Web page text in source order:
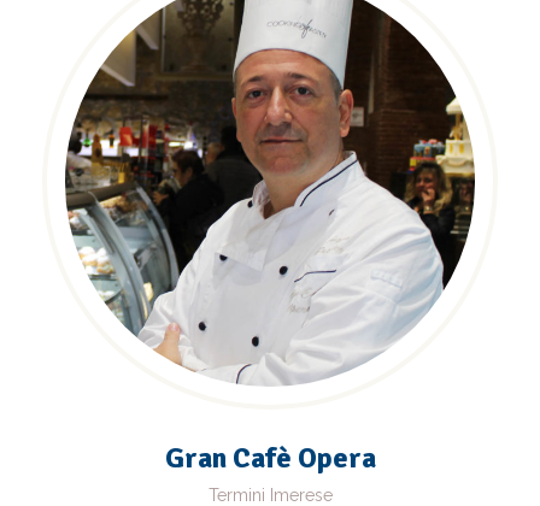
Gran Cafè Opera
Termini Imerese